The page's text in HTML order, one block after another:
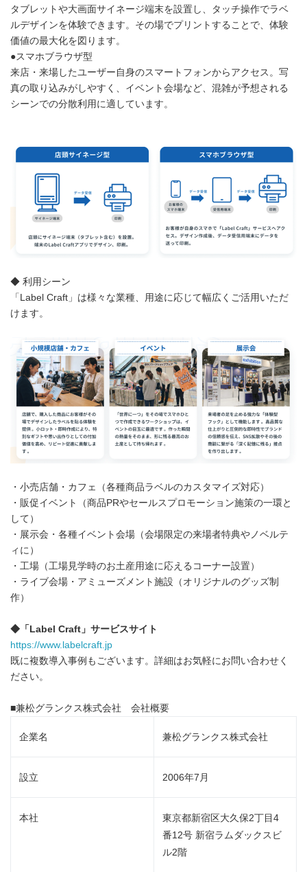
タブレットや大画面サイネージ端末を設置し、タッチ操作でラベ
ルデザインを体験できます。その場でプリントすることで、体験
価値の最大化を図ります。
●スマホブラウザ型
来店・来場したユーザー自身のスマートフォンからアクセス。写
真の取り込みがしやすく、イベント会場など、混雑が予想される
シーンでの分散利用に適しています。
◆ 利用シーン
「Label Craft」は様々な業種、用途に応じて幅広くご活用いただ
けます。
・小売店舗・カフェ（各種商品ラベルのカスタマイズ対応）
・販促イベント（商品PRやセールスプロモーション施策の一環と
して）
・展示会・各種イベント会場（会場限定の来場者特典やノベルテ
ィに）
・工場（工場見学時のお土産用途に応えるコーナー設置）
・ライブ会場・アミューズメント施設（オリジナルのグッズ制
作）
◆「Label Craft」サービスサイト
https://www.labelcraft.jp
既に複数導入事例もございます。詳細はお気軽にお問い合わせく
ださい。
■兼松グランクス株式会社 会社概要
企業名 兼松グランクス株式会社
設立 2006年7月
本社
東京都新宿区大久保2丁目4
番12号 新宿ラムダックスビ
ル2階